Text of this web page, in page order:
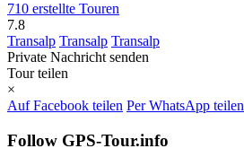
710 erstellte Touren
7.8
Transalp Transalp Transalp
Private Nachricht senden
Tour teilen
×
Auf Facebook teilen Per WhatsApp teilen
Follow GPS-Tour.info